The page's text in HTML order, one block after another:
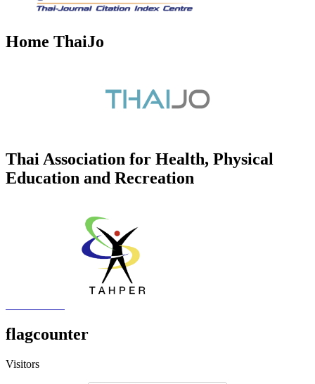
Home ThaiJo
Thai Association for Health, Physical
Education and Recreation
flagcounter
Visitors